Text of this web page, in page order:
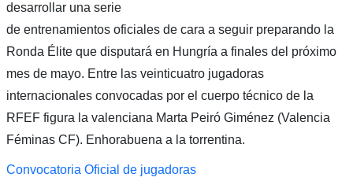
desarrollar una serie
de entrenamientos oficiales de cara a seguir preparando la
Ronda Élite que disputará en Hungría a finales del próximo
mes de mayo. Entre las veinticuatro jugadoras
internacionales convocadas por el cuerpo técnico de la
RFEF figura la valenciana Marta Peiró Giménez (Valencia
Féminas CF). Enhorabuena a la torrentina.
Convocatoria Oficial de jugadoras